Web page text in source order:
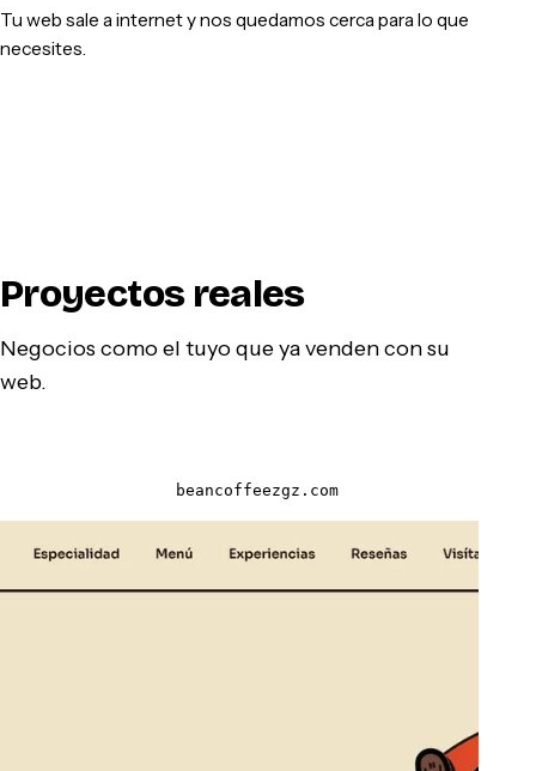
Tu web sale a internet y nos quedamos cerca para lo que
necesites.
Proyectos reales
Negocios como el tuyo que ya venden con su
web.
beancoffeezgz.com